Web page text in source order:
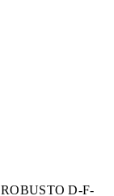
D-F-